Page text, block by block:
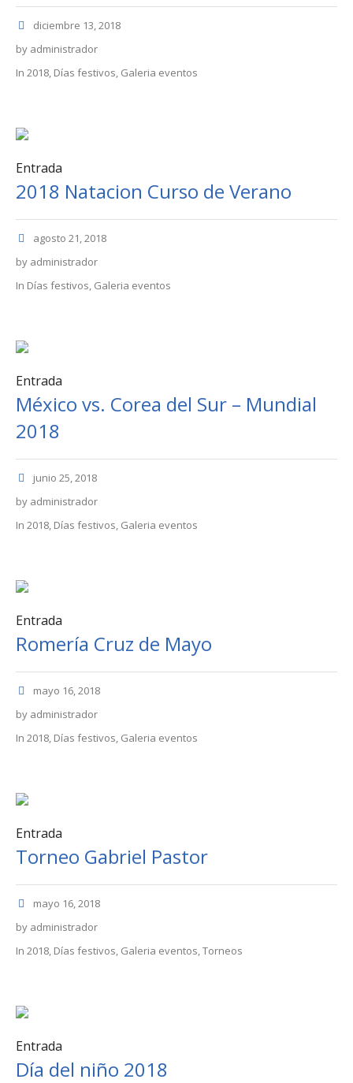
diciembre 13, 2018
by administrador
In 2018 Días festivos Galeria eventos
Entrada
2018 Natacion Curso de Verano
agosto 21, 2018
by administrador
In Días festivos Galeria eventos
Entrada
México vs. Corea del Sur – Mundial
2018
junio 25, 2018
by administrador
In 2018 Días festivos Galeria eventos
Entrada
Romería Cruz de Mayo
mayo 16, 2018
by administrador
In 2018 Días festivos Galeria eventos
Entrada
Torneo Gabriel Pastor
mayo 16, 2018
by administrador
In 2018 Días festivos Galeria eventos Torneos
Entrada
Día del niño 2018